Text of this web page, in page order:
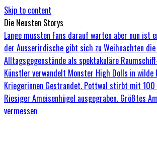
Skip to content
Die Neusten Storys
Lange mussten Fans darauf warten aber nun ist
der Ausserirdische gibt sich zu Weihnachten die
Alltagsgegenstände als spektakuläre
Künstler verwandelt Monster High Dolls in wilde
Kriegerinnen Gestrandet. Pottwal stirbt mit 100
Riesiger Ameisenhügel ausgegraben. Größtes
vermessen